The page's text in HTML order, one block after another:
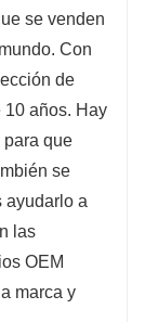
se venden
Con
de
10 años. Hay
para que
se
ayudarlo a
las
OEM
marca y